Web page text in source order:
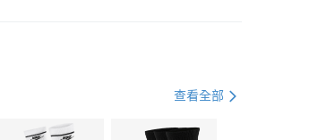
】
務後，再付款。
查看全部